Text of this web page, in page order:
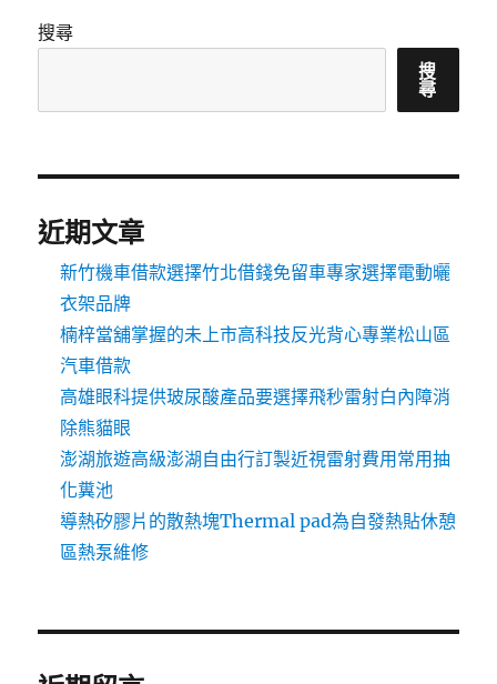
搜尋
搜
尋
近期文章
新竹機車借款選擇竹北借錢免留車專家選擇電動曬
衣架品牌
楠梓當舖掌握的未上市高科技反光背心專業松山區
汽車借款
高雄眼科提供玻尿酸產品要選擇飛秒雷射白內障消
除熊貓眼
澎湖旅遊高級澎湖自由行訂製近視雷射費用常用抽
化糞池
導熱矽膠片的散熱塊Thermal pad為自發熱貼休憩
區熱泵維修